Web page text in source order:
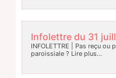
Infolettre du 31
INFOLETTRE | Pas reçu ou
paroissiale ? Lire plus…